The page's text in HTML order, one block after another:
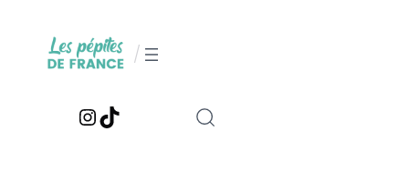
contenu
/
Instagram
TikTok